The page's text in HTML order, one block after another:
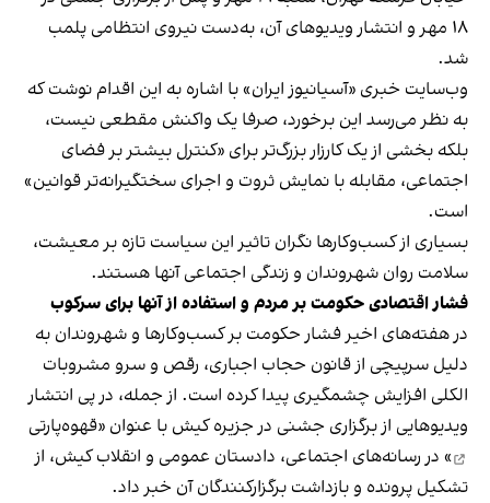
۱۸ مهر و انتشار ویدیوهای آن، به‌دست نیروی انتظامی پلمب
شد.
وب‌سایت خبری «آسیانیوز ایران» با اشاره به این اقدام نوشت که
به نظر می‌رسد این برخورد، صرفا یک واکنش مقطعی نیست،
بلکه بخشی از یک کارزار بزرگ‌تر برای «کنترل بیشتر بر فضای
اجتماعی، مقابله با نمایش ثروت و اجرای سختگیرانه‌تر قوانین»
است.
بسیاری از کسب‌وکارها نگران تاثیر این سیاست‌ تازه بر معیشت،
سلامت روان شهروندان و زندگی اجتماعی آنها هستند.
فشار اقتصادی حکومت بر مردم و استفاده از آنها برای سرکوب
در هفته‌های اخیر فشار حکومت بر کسب‌وکارها و شهروندان به
دلیل سرپیچی از قانون حجاب اجباری، رقص و سرو مشروبات
الکلی افزایش چشمگیری پیدا کرده است. از جمله، در پی انتشار
ویدیوهایی از برگزاری جشنی در جزیره کیش با عنوان «قهوه‌پارتی
» در رسانه‌های اجتماعی، دادستان عمومی و انقلاب کیش، از
تشکیل پرونده و بازداشت برگزارکنندگان آن خبر داد.